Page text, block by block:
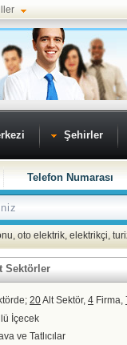
Şehirler
Telefon Numarası
, oto elektrik, elektrikçi,
Sektörler
20Alt Sektör, 4 Firma,
İçecek
ve Tatlıcılar